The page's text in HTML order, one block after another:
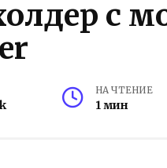
с
НА ЧТЕНИЕ
1 мин